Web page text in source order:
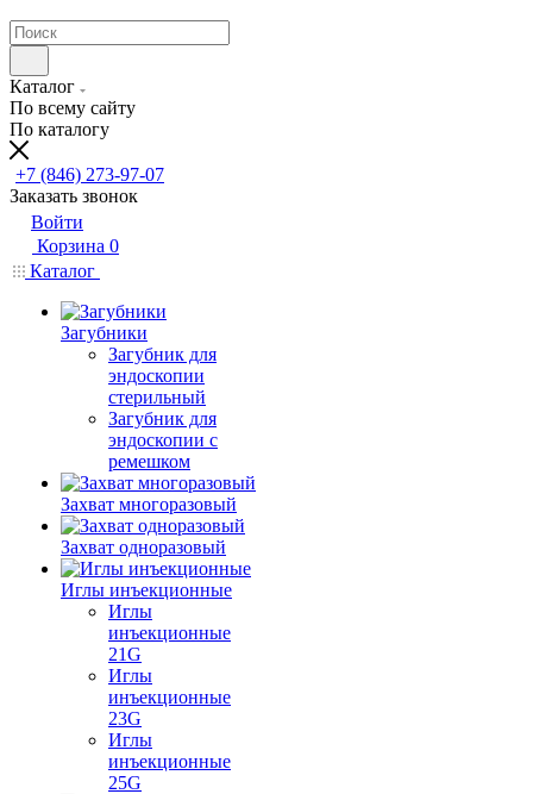
Каталог
По всему сайту
По каталогу
+7 (846) 273-97-07
Заказать звонок
Войти
Корзина 0
Каталог
Загубники
Загубник для
эндоскопии
стерильный
Загубник для
эндоскопии с
ремешком
Захват многоразовый
Захват одноразовый
Иглы инъекционные
Иглы
инъекционные
21G
Иглы
инъекционные
23G
Иглы
инъекционные
25G